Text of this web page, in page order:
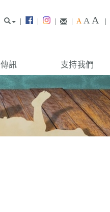
| | | A A A
訊 支持我們